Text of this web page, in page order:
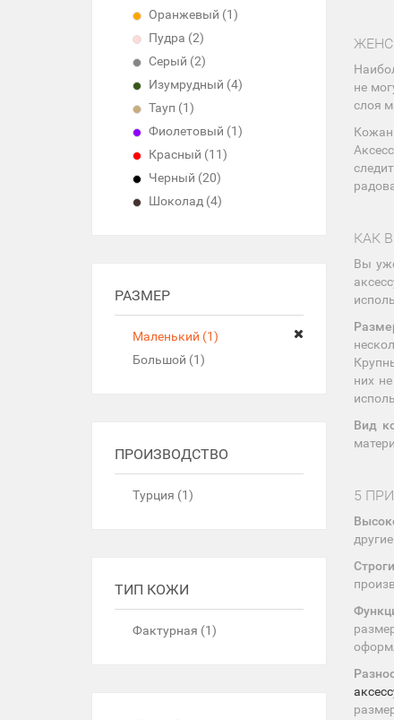
Оранжевый (1)
Пудра (2)
Серый (2)
Изумрудный (4)
Тауп (1)
Фиолетовый (1)
Красный (11)
Черный (20)
Шоколад (4)
РАЗМЕР
Маленький (1)
Большой (1)
ПРОИЗВОДСТВО
Турция (1)
ТИП КОЖИ
Фактурная (1)
не
слоя
КАК
Вы
них
Вид
5